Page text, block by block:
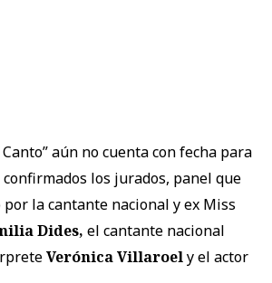
aún no cuenta con fecha para
los jurados, panel que
la cantante nacional y ex Miss
Dides, el cantante nacional
Verónica Villaroely el actor